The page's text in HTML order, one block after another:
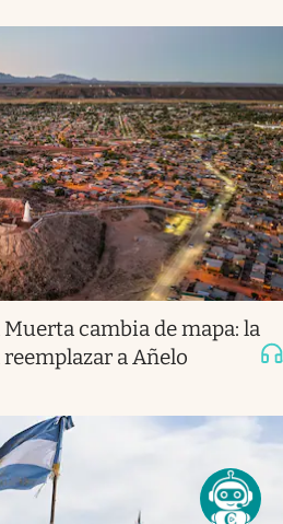
Muerta cambia de mapa: la
a Añelo